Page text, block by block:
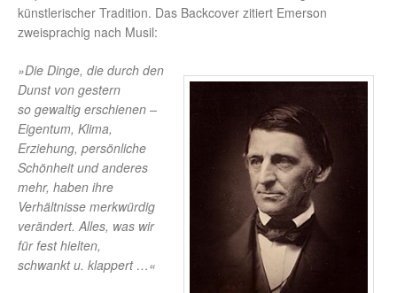
künstlerischer Tradition. Das Backcover zitiert Emerson
zweisprachig nach Musil:
»Die Dinge, die durch den
Dunst von gestern
so gewaltig erschienen –
Eigentum, Klima,
Erziehung, persönliche
Schönheit und anderes
mehr, haben ihre
Verhältnisse merkwürdig
verändert. Alles, was wir
für fest hielten,
schwankt u. klappert …«